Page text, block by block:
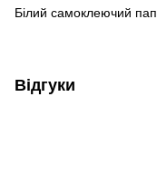
Білий самоклеючий
Відгуки